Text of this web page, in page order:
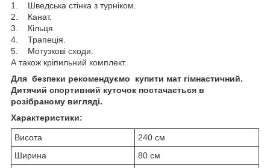
1. Шведська стінка з турніком.
2. Канат.
3. Кільця.
4. Трапеція.
5. Мотузкові сходи.
А також кріпильний комплект.
Для безпеки рекомендуємо купити мат гімнастичний.
Дитячий спортивний куточок постачається в
розібраному вигляді.
Характеристики:
Висота
240 см
Ширина
80 см